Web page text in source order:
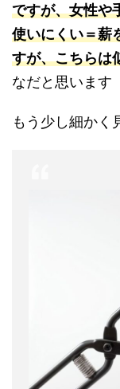
ですが、女性や
使いにくい＝薪
すが、こちらは
なだと思います
もう少し細かく